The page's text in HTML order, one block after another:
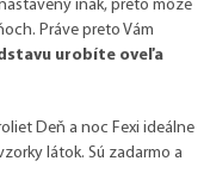
inak, preto môže
Práve preto Vám
urobíte oveľa
Deň a noc Fexi ideálne
látok. Sú zadarmo a